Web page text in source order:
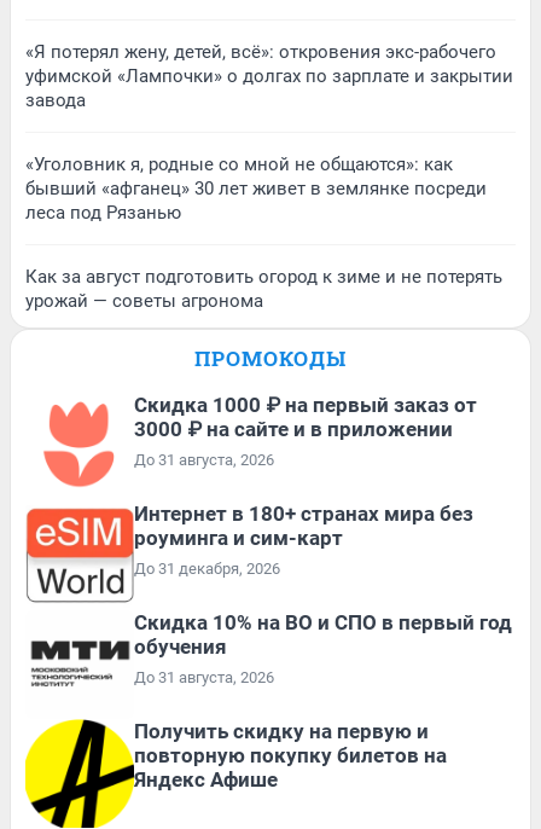
«Я потерял жену, детей, всё»: откровения экс-рабочего
уфимской «Лампочки» о долгах по зарплате и закрытии
завода
«Уголовник я, родные со мной не общаются»: как
бывший «афганец» 30 лет живет в землянке посреди
леса под Рязанью
Как за август подготовить огород к зиме и не потерять
урожай — советы агронома
ПРОМОКОДЫ
Скидка 1000 ₽ на первый заказ от
3000 ₽ на сайте и в приложении
До 31 августа, 2026
Интернет в 180+ странах мира без
роуминга и сим-карт
До 31 декабря, 2026
Скидка 10% на ВО и СПО в первый год
обучения
До 31 августа, 2026
Получить скидку на первую и
повторную покупку билетов на
Яндекс Афише